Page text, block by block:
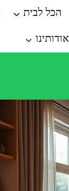
הכל לבית
אודותינו